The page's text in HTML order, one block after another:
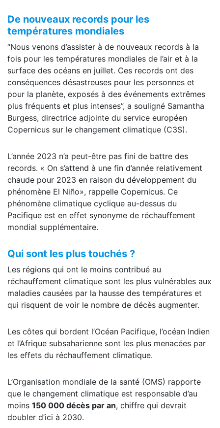
De nouveaux records pour les
températures mondiales
“Nous venons d’assister à de nouveaux records à la
fois pour les températures mondiales de l’air et à la
surface des océans en juillet. Ces records ont des
conséquences désastreuses pour les personnes et
pour la planète, exposés à des événements extrêmes
plus fréquents et plus intenses”, a souligné Samantha
Burgess, directrice adjointe du service européen
Copernicus sur le changement climatique (C3S).
L’année 2023 n’a peut-être pas fini de battre des
records. « On s’attend à une fin d’année relativement
chaude pour 2023 en raison du développement du
phénomène El Niño», rappelle Copernicus. Ce
phénomène climatique cyclique au-dessus du
Pacifique est en effet synonyme de réchauffement
mondial supplémentaire.
Qui sont les plus touchés ?
Les régions qui ont le moins contribué au
réchauffement climatique sont les plus vulnérables aux
maladies causées par la hausse des températures et
qui risquent de voir le nombre de décès augmenter.
Les côtes qui bordent l’Océan Pacifique, l’océan Indien
et l’Afrique subsaharienne sont les plus menacées par
les effets du réchauffement climatique.
L’Organisation mondiale de la santé (OMS) rapporte
que le changement climatique est responsable d’au
moins 150 000 décès par an, chiffre qui devrait
doubler d’ici à 2030.